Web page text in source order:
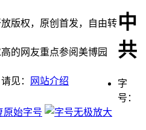
版权，原创首发，自由转
的网友重点参阅美博园
见：
网站介绍
中
共
字
号：